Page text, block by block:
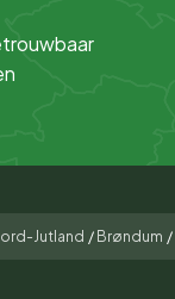
Jutland / Brøndum /